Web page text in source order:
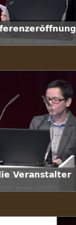
Veranstalter